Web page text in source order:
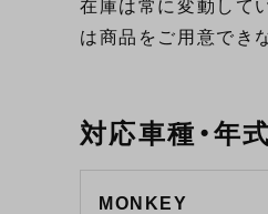
在庫は常に変動して
は商品をご用意でき
対応車種・年式
MONKEY